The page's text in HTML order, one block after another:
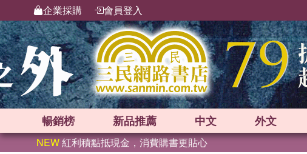
企業採購 會員登入
暢銷榜 新品推薦 中文 外文
NEW紅利積點抵現金，消費購書更貼心